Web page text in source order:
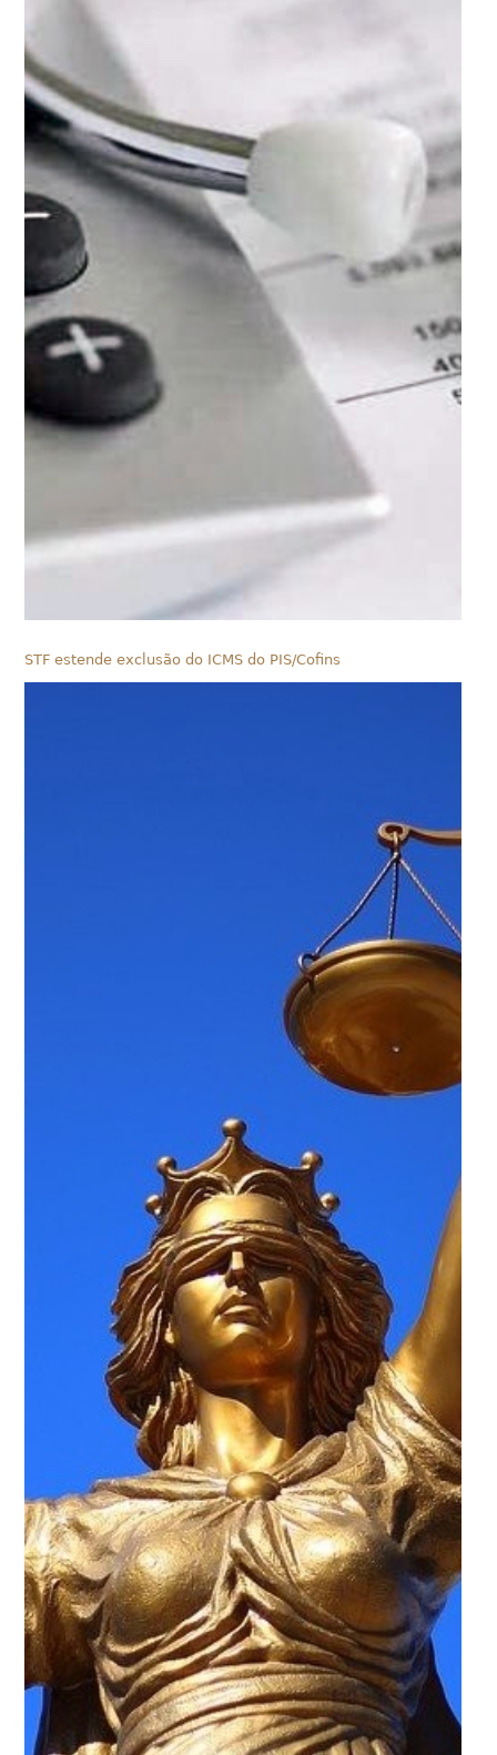
STF estende exclusão do ICMS do PIS/Cofins